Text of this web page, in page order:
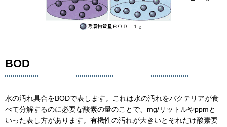
BOD
水の汚れ具合をBODで表します。これは水の汚れをバクテリアが食
べて分解するのに必要な酸素の量のことで、mg/リットルやppmと
いった表し方があります。有機性の汚れが大きいとそれだけ酸素要